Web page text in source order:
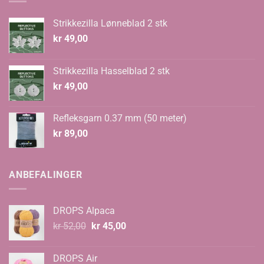
Strikkezilla Lønneblad 2 stk
kr 49,00
Strikkezilla Hasselblad 2 stk
kr 49,00
Refleksgarn 0.37 mm (50 meter)
kr 89,00
ANBEFALINGER
DROPS Alpaca
kr52,00 Opprinnelig
kr45,00Nåværende
DROPS Air